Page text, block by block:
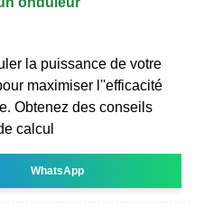
la puissance de votre
maximiser l''efficacité
Obtenez des conseils
calcul
WhatsApp